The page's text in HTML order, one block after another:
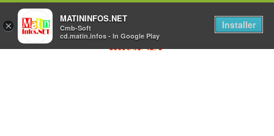
×
MATININFOS.NET
Cmb-Soft
cd.matin.infos - In Google Play
Installer